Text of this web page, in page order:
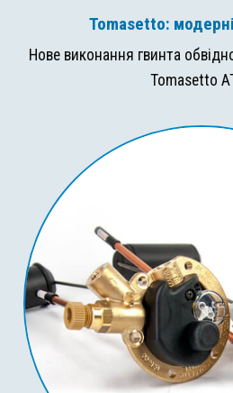
Tomasetto:
Нове виконання гвинта
Tomasetto